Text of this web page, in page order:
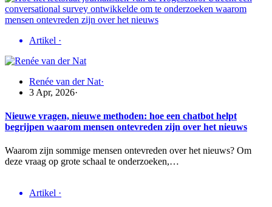
Artikel ·
Renée van der Nat·
3 Apr, 2026·
Nieuwe vragen, nieuwe methoden: hoe een chatbot helpt
begrijpen waarom mensen ontevreden zijn over het nieuws
Waarom zijn sommige mensen ontevreden over het nieuws? Om
deze vraag op grote schaal te onderzoeken,…
Artikel ·